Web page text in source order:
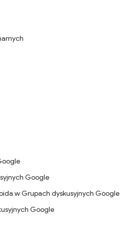
Google
w Grupach dyskusyjnych Google
Google